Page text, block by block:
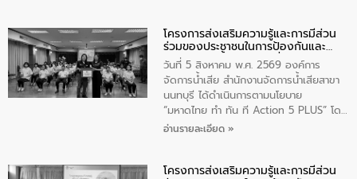
วัดสิงห์ จังหวัดชัยนาท โดยมีนายแสงชัย
สุขชื่น นายกเทศมนตรีตำบลวัดสิงห์ คณะผู้
บริหารเทศบาลตำบลวัดสิงห์ ผู้นำชุมชน และ
ประชาชนในพื้นที่เทศบาลตำบลวัดสิงก์ที่มี
ส่วนได้ส่วนเสียในโครงก่อสร้างศูนย์บริหาร
จัดการคุณภาพน้ำเทศบาลตำบลวัดสิงห์
จังหวัดชัยนาท ให้การต้อนรับ
โครงการส่งเสริมความรู้และการมีส่วน
ร่วมของประชาชนในการป้องกันและ
แก้ไขปัญหาน้ำเสียอย่างยั่งยืน
วันที่ 5 สิงหาคม พ.ศ. 2569 องค์การ
จัดการน้ำเสีย สำนักงานจัดการน้ำเสียสาขา
นนทบุรี ได้ดำเนินการตามนโยบาย
“มหาดไทย ทำ ทัน ที Action 5 PLUS” โดย
จัดโครงการส่งเสริมความรู้และการมีส่วน
“ชุมชนร่วมใจ น้ำใสยั่งยืน” ได้บรรยายให้
อ่านรายละเอียด »
โครงการส่งเสริมความรู้และการมีส่วน